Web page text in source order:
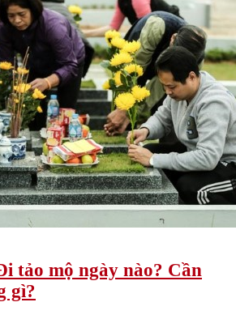
tảo mộ ngày nào? Cần
gì?